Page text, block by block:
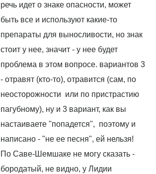
речь идет о знаке опасности, может
быть все и используют какие-то
препараты для выносливости, но знак
стоит у нее, значит - у нее будет
проблема в этом вопросе. вариантов 3
- отравят (кто-то), отравится (сам, по
неосторожности или по пристрастию
пагубному), ну и 3 вариант, как вы
настаиваете "попадется", поэтому и
написано - "не ее песня", ей нельзя!
По Саве-Шемшаке не могу сказать -
бородатый, не видно, у Лидии